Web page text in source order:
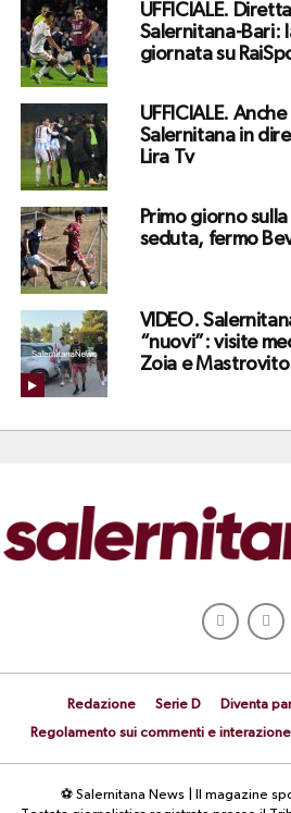
UFFICIALE.
Salernitana-Bari:
giornata su
UFFICIALE.
Salernitana in
Lira Tv
Primo giorno
seduta, fermo
VIDEO.
“nuovi”: visite
Zoia e Mastrovito
Redazione Serie D Diventa
Regolamento sui commenti e interazione
⚽ Salernitana News | Il magazine